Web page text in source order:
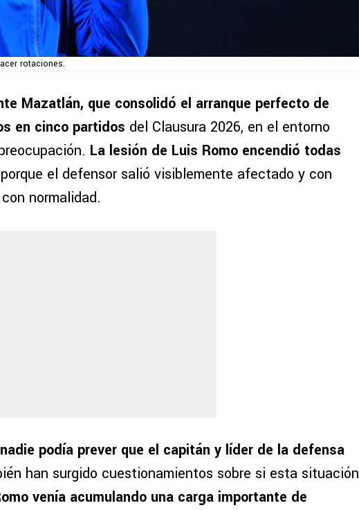
rotaciones.
Mazatlán, que consolidó el arranque perfecto de
en cinco partidos del Clausura 2026, en el entorno
La lesión de Luis Romo encendió todas
el defensor salió visiblemente afectado y con
normalidad.
nadie podía prever que el capitán y líder de la defensa
han surgido cuestionamientos sobre si esta situación
venía acumulando una carga importante de